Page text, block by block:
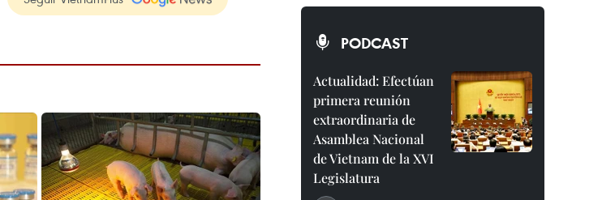
PODCAST
Actualidad: Efectúan
primera reunión
extraordinaria de
Asamblea Nacional
de Vietnam de la XVI
Legislatura